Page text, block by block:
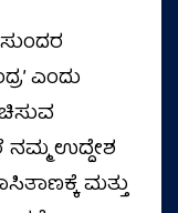
ಎಂದು
ಉದ್ದೇಶ
ಮತ್ತು